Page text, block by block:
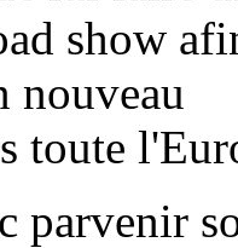
show
nouveau
toute
parvenir